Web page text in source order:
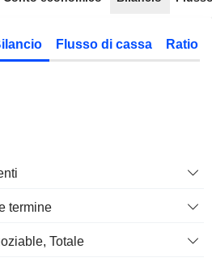
Flusso di cassa Ratio
termine
Totale